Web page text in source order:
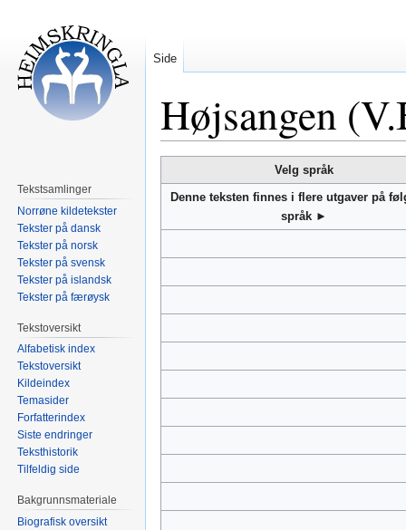
Højsangen
til
navigering
til
søk
Velg språk
Denne teksten finnes i flere utgaver på
språk ►
Side
Tekstsamlinger
Norrøne kildetekster
Tekster på dansk
Tekster på norsk
Tekster på svensk
Tekster på islandsk
Tekster på færøysk
Tekstoversikt
Alfabetisk index
Tekstoversikt
Kildeindex
Temasider
Forfatterindex
Siste endringer
Teksthistorik
Tilfeldig side
Bakgrunnsmateriale
Biografisk oversikt